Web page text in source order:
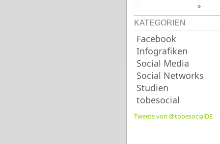
»
KATEGORIEN
Facebook
Infografiken
Social Media
Social Networks
Studien
tobesocial
Tweets von @tobesocialDE